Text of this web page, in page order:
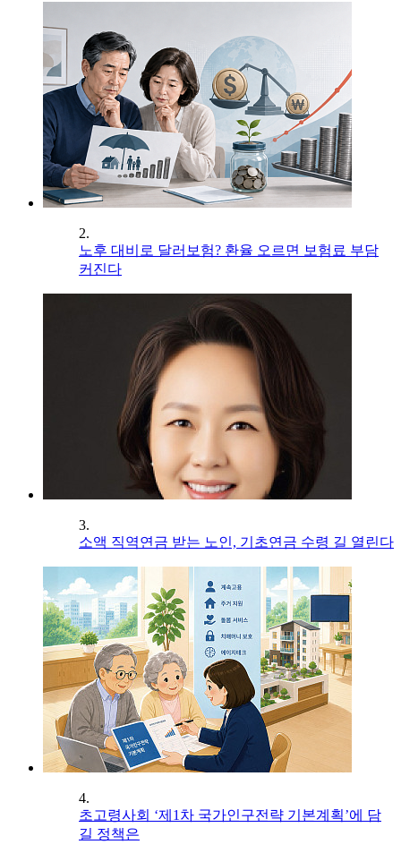
2.
노후 대비로 달러보험? 환율 오르면 보험료 부담
커진다
3.
소액 직역연금 받는 노인, 기초연금 수령 길 열린다
4.
초고령사회 ‘제1차 국가인구전략 기본계획’에 담
길 정책은